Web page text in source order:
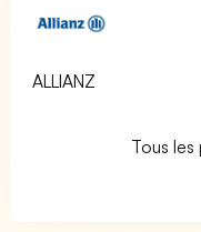
ALLIANZ
Tous